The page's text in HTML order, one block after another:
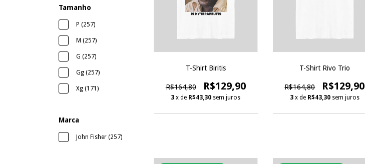
Tamanho
P (257)
M (257)
G (257)
Gg (257)
Xg (171)
Marca
John Fisher (257)
T-Shirt Biritis
R$164,80 R$129,90
3 x de R$43,30 sem juros
T-Shirt Rivo Trio
R$164,80 R$129,90
3 x de R$43,30 sem juros